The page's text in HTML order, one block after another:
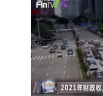
级
宝
标已
送样
ST
及香
卓悦
30合
日韩